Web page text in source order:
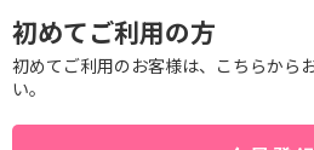
初めてご利用の方
初めてご利用のお客様は、こちらから
い。